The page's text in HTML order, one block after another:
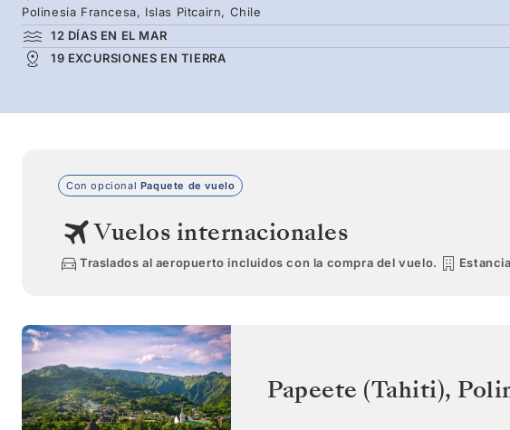
Polinesia Francesa, Islas Pitcairn, Chile
12 DÍAS EN EL MAR
19 EXCURSIONES EN TIERRA
Con opcional Paquete de vuelo
Vuelos internacionales
Traslados al aeropuerto incluidos con la compra del vuelo.
Papeete (Tahiti),